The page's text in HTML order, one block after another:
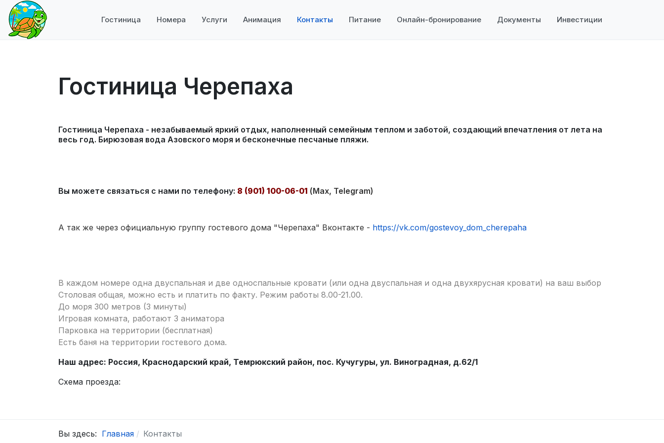
Гостиница Номера Услуги Анимация Контакты Питание Онлайн-бронирование Документы Инвестиции
Гостиница Черепаха
Гостиница Черепаха - незабываемый яркий отдых, наполненный семейным теплом и заботой, создающий впечатления от лета на
весь год. Бирюзовая вода Азовского моря и бесконечные песчаные пляжи.
Вы можете связаться с нами по телефону: 8 (901) 100-06-01 (Max, Telegram)
А так же через официальную группу гостевого дома "Черепаха" Вконтакте - https://vk.com/gostevoy_dom_cherepaha
В каждом номере одна двуспальная и две односпальные кровати (или одна двуспальная и одна двухярусная кровати) на ваш выбор
Столовая общая, можно есть и платить по факту. Режим работы 8.00-21.00.
До моря 300 метров (3 минуты)
Игровая комната, работают 3 аниматора
Парковка на территории (бесплатная)
Есть баня на территории гостевого дома.
Наш адрес: Россия, Краснодарский край, Темрюкский район, пос. Кучугуры, ул. Виноградная, д.62/1
Схема проезда:
Вы здесь: Главная Контакты